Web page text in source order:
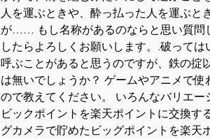
人を運ぶときや、酔っ払った人を運ぶと
が…… もし名称があるのならと思い質問
したらよろしくお願いします。.破って
呼ぶことがあると思うのですが、鉄の掟
は無いでしょうか？ ゲームやアニメで
ので教えてください。 いろんなバリエ
ビックポイントを楽天ポイントに交換す
グカメラで貯めたビッグポイントを楽天